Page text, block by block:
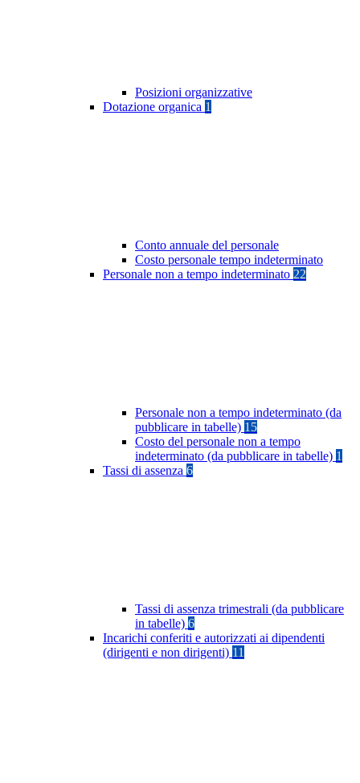
Posizioni organizzative
Dotazione organica 1
Conto annuale del personale
Costo personale tempo indeterminato
Personale non a tempo indeterminato 22
Personale non a tempo indeterminato (da
pubblicare in tabelle) 15
Costo del personale non a tempo
indeterminato (da pubblicare in tabelle) 1
Tassi di assenza 6
Tassi di assenza trimestrali (da pubblicare
in tabelle) 6
Incarichi conferiti e autorizzati ai dipendenti
(dirigenti e non dirigenti) 11